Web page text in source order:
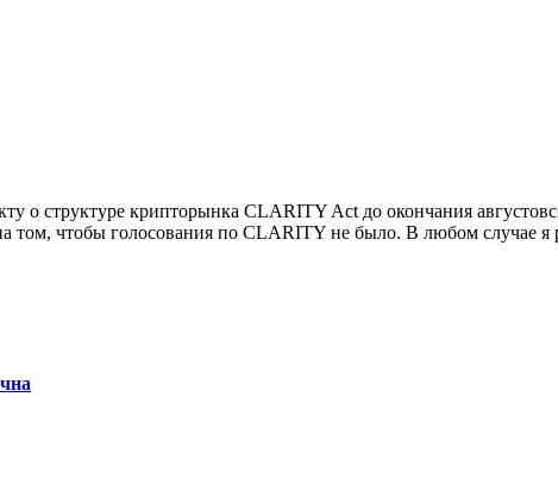
о структуре крипторынка CLARITY Act до окончания
чтобы голосования по CLARITY не было. В любом случае я